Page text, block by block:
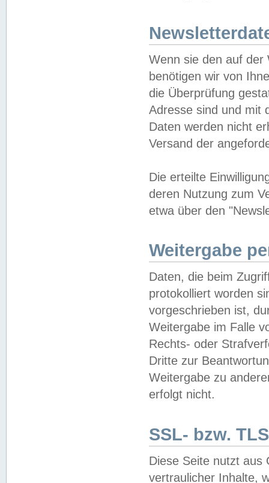
Wenn sie den auf der
benötigen wir von
die Überprüfung
Adresse sind und mit
Daten werden nicht
Versand der
Die erteilte
deren Nutzung zum
etwa über den
Weitergabe
Daten, die beim
protokolliert worden
vorgeschrieben ist,
Weitergabe im Falle
Rechts- oder
Dritte zur
Weitergabe zu
erfolgt nicht.
SSL- bzw.
Diese Seite nutzt aus
vertraulicher Inhalte,